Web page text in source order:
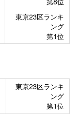
東京23区ランキ
ング
第1位
東京23区ランキ
ング
第1位